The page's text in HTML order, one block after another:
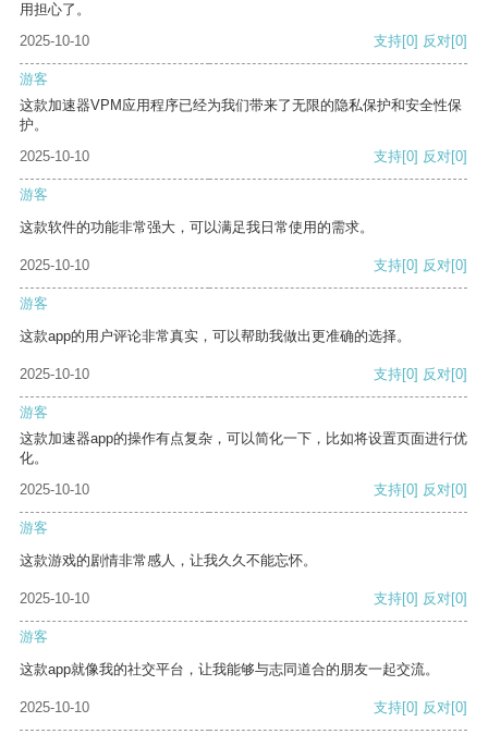
用担心了。
2025-10-10
支持[0] 反对[0]
游客
这款加速器VPM应用程序已经为我们带来了无限的隐私保护和安全性保
护。
2025-10-10
支持[0] 反对[0]
游客
这款软件的功能非常强大，可以满足我日常使用的需求。
2025-10-10 支持[0] 反对[0]
游客
这款app的用户评论非常真实，可以帮助我做出更准确的选择。
2025-10-10 支持[0] 反对[0]
游客
这款加速器app的操作有点复杂，可以简化一下，比如将设置页面进行优
化。
2025-10-10
支持[0] 反对[0]
游客
这款游戏的剧情非常感人，让我久久不能忘怀。
2025-10-10 支持[0] 反对[0]
游客
这款app就像我的社交平台，让我能够与志同道合的朋友一起交流。
2025-10-10 支持[0] 反对[0]